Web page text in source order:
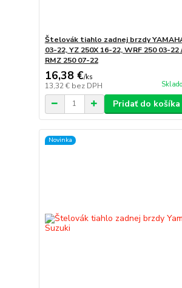
Štelovák tiahlo zadnej brzdy
03-22, YZ 250X 16-22, WRF 250 03-22
RMZ 250 07-22
16,38 €/ks
13,32 € bez DPH
Pridať do košíka
Novinka